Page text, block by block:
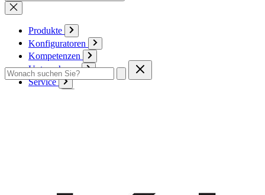
Produkte
Konfiguratoren
Kompetenzen
Unternehmen
Service